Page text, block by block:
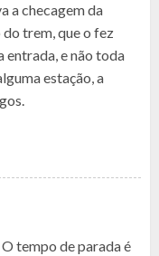
a checagem da
trem, que o fez
entrada, e não toda
estação, a
tempo de parada é